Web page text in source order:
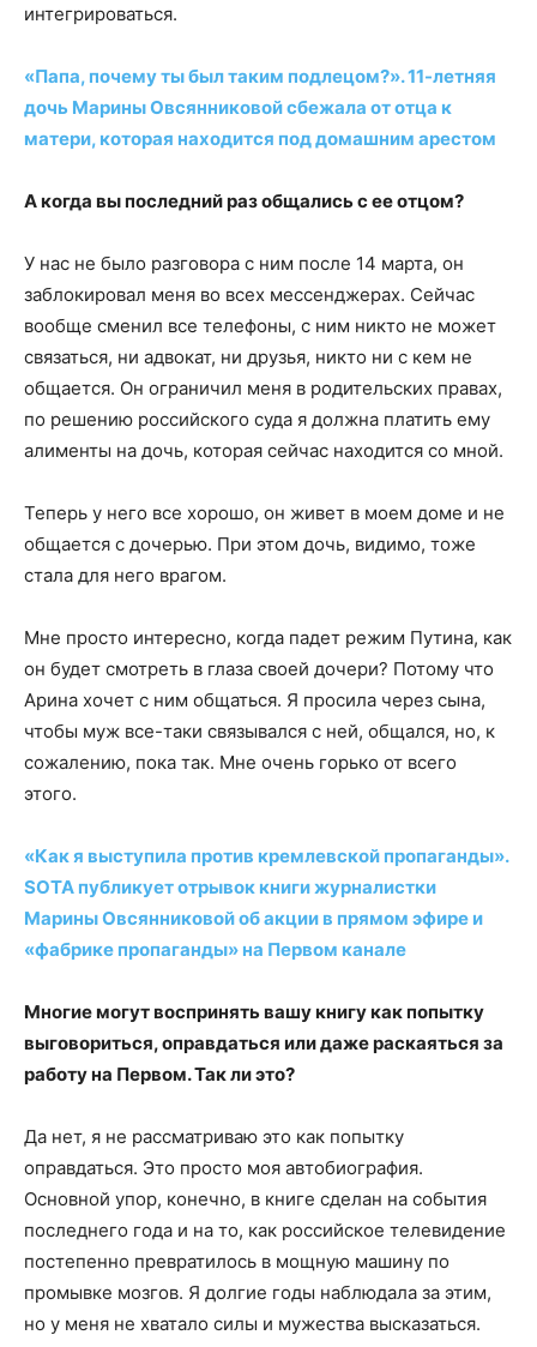
интегрироваться.
«Папа, почему ты был таким подлецом?». 11-летняя
дочь Марины Овсянниковой сбежала от отца к
матери, которая находится под домашним арестом
А когда вы последний раз общались с ее отцом?
У нас не было разговора с ним после 14 марта, он
заблокировал меня во всех мессенджерах. Сейчас
вообще сменил все телефоны, с ним никто не может
связаться, ни адвокат, ни друзья, никто ни с кем не
общается. Он ограничил меня в родительских правах,
по решению российского суда я должна платить ему
алименты на дочь, которая сейчас находится со мной.
Теперь у него все хорошо, он живет в моем доме и не
общается с дочерью. При этом дочь, видимо, тоже
стала для него врагом.
Мне просто интересно, когда падет режим Путина, как
он будет смотреть в глаза своей дочери? Потому что
Арина хочет с ним общаться. Я просила через сына,
чтобы муж все-таки связывался с ней, общался, но, к
сожалению, пока так. Мне очень горько от всего
этого.
«Как я выступила против кремлевской пропаганды».
SOTA публикует отрывок книги журналистки
Марины Овсянниковой об акции в прямом эфире и
«фабрике пропаганды» на Первом канале
Многие могут воспринять вашу книгу как попытку
выговориться, оправдаться или даже раскаяться за
работу на Первом. Так ли это?
Да нет, я не рассматриваю это как попытку
оправдаться. Это просто моя автобиография.
Основной упор, конечно, в книге сделан на события
последнего года и на то, как российское телевидение
постепенно превратилось в мощную машину по
промывке мозгов. Я долгие годы наблюдала за этим,
но у меня не хватало силы и мужества высказаться.